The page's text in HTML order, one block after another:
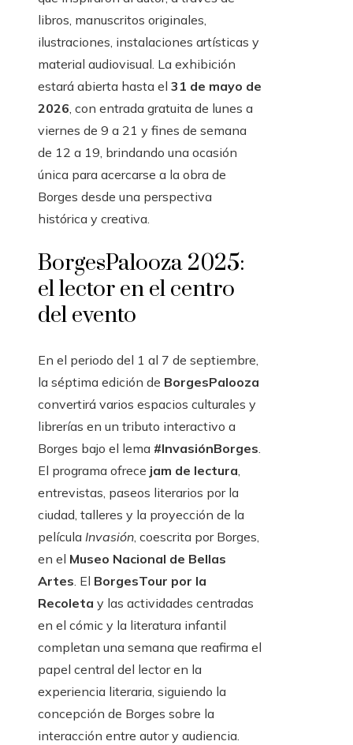
libros, manuscritos originales,
ilustraciones, instalaciones artísticas y
material audiovisual. La exhibición
estará abierta hasta el 31 de mayo de
2026, con entrada gratuita de lunes a
viernes de 9 a 21 y fines de semana
de 12 a 19, brindando una ocasión
única para acercarse a la obra de
Borges desde una perspectiva
histórica y creativa.
BorgesPalooza 2025:
el lector en el centro
del evento
En el periodo del 1 al 7 de septiembre,
la séptima edición de BorgesPalooza
convertirá varios espacios culturales y
librerías en un tributo interactivo a
Borges bajo el lema #InvasiónBorges.
El programa ofrece jam de lectura,
entrevistas, paseos literarios por la
ciudad, talleres y la proyección de la
película Invasión, coescrita por Borges,
en el Museo Nacional de Bellas
Artes. El BorgesTour por la
Recoleta y las actividades centradas
en el cómic y la literatura infantil
completan una semana que reafirma el
papel central del lector en la
experiencia literaria, siguiendo la
concepción de Borges sobre la
interacción entre autor y audiencia.